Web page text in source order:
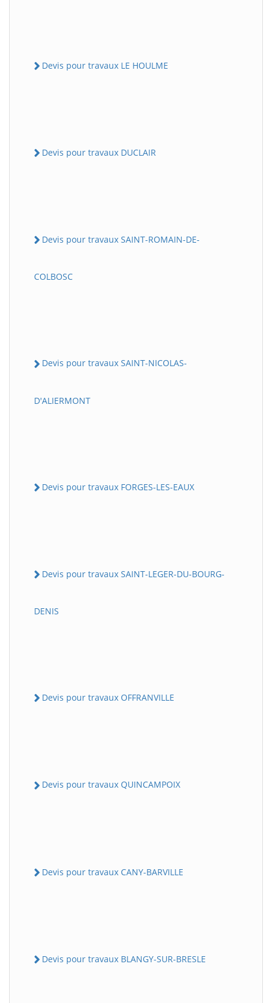
Devis pour travaux LE HOULME
Devis pour travaux DUCLAIR
Devis pour travaux SAINT-ROMAIN-DE-
COLBOSC
Devis pour travaux SAINT-NICOLAS-
D'ALIERMONT
Devis pour travaux FORGES-LES-EAUX
Devis pour travaux SAINT-LEGER-DU-BOURG-
DENIS
Devis pour travaux OFFRANVILLE
Devis pour travaux QUINCAMPOIX
Devis pour travaux CANY-BARVILLE
Devis pour travaux BLANGY-SUR-BRESLE